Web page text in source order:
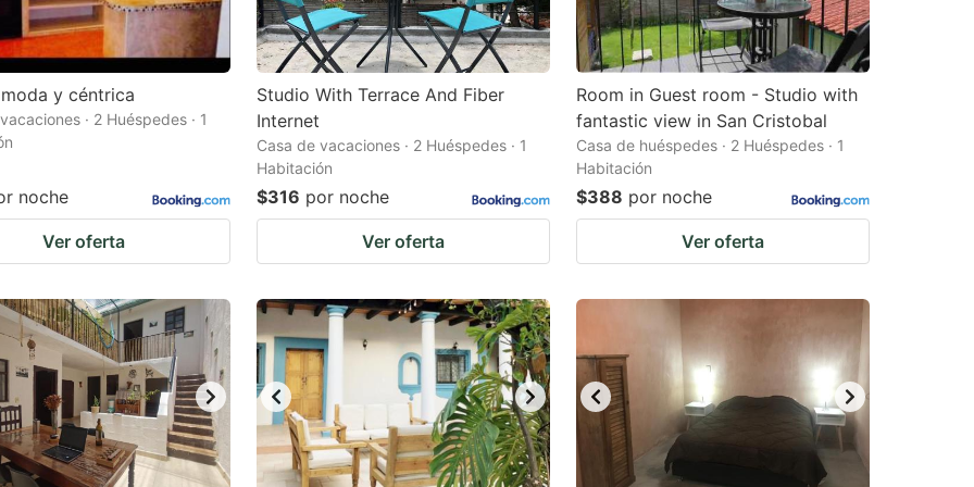
y céntrica
· 2 Huéspedes · 1
noche
Ver oferta
Studio With Terrace And Fiber
Internet
Casa de vacaciones · 2 Huéspedes · 1
Habitación
$316 por noche
Ver oferta
Room in Guest room - Studio with
fantastic view in San Cristobal
Casa de huéspedes · 2 Huéspedes · 1
Habitación
$388 por noche
Ver oferta